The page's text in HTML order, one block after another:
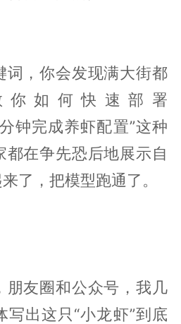
词，你会发现满大街都
你如何快速部署
钟完成养虾配置”这种
都在争先恐后地展示自
了，把模型跑通了。
朋友圈和公众号，我几
出这只“小龙虾”到底